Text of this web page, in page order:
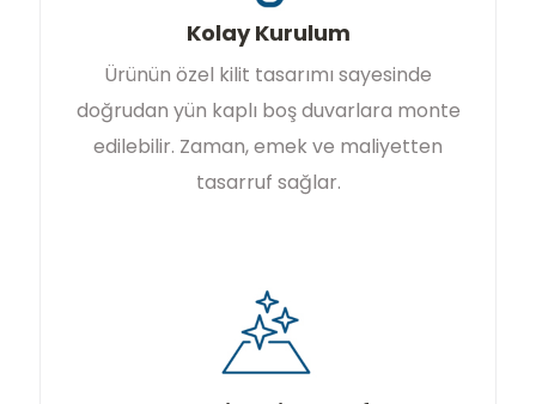
Kolay Kurulum
Ürünün özel kilit tasarımı sayesinde
doğrudan yün kaplı boş duvarlara monte
edilebilir. Zaman, emek ve maliyetten
tasarruf sağlar.